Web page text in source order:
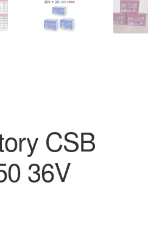
CSB
36V